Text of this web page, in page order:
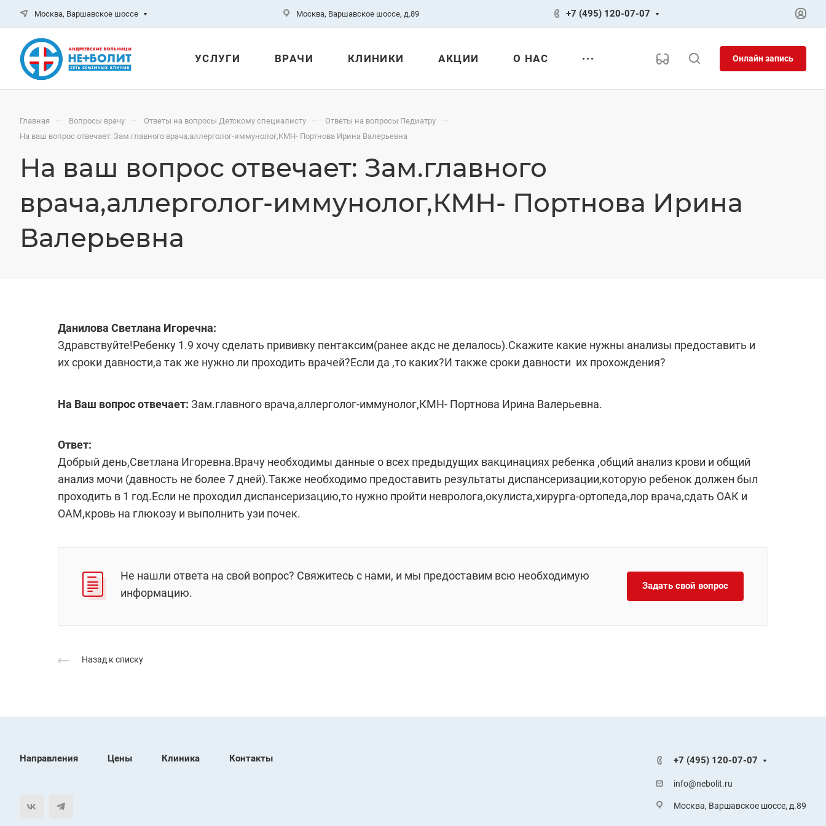
Москва, Варшавское шоссе Москва, Варшавское шоссе, д.89 +7 (495) 120-07-07
УСЛУГИ ВРАЧИ КЛИНИКИ АКЦИИ О НАС Онлайн запись
Главная — Вопросы врачу — Ответы на вопросы Детскому специалисту — Ответы на вопросы Педиатру —
На ваш вопрос отвечает: Зам.главного врача,аллерголог-иммунолог,КМН- Портнова Ирина Валерьевна
На ваш вопрос отвечает: Зам.главного
врача,аллерголог-иммунолог,КМН- Портнова Ирина
Валерьевна
Данилова Светлана Игоречна:
Здравствуйте!Ребенку 1.9 хочу сделать прививку пентаксим(ранее акдс не делалось).Скажите какие нужны анализы предоставить и
их сроки давности,а так же нужно ли проходить врачей?Если да ,то каких?И также сроки давности их прохождения?
На Ваш вопрос отвечает: Зам.главного врача,аллерголог-иммунолог,КМН- Портнова Ирина Валерьевна.
Ответ:
Добрый день,Светлана Игоревна.Врачу необходимы данные о всех предыдущих вакцинациях ребенка ,общий анализ крови и общий
анализ мочи (давность не более 7 дней).Также необходимо предоставить результаты диспансеризации,которую ребенок должен был
проходить в 1 год.Если не проходил диспансеризацию,то нужно пройти невролога,окулиста,хирурга-ортопеда,лор врача,сдать ОАК и
ОАМ,кровь на глюкозу и выполнить узи почек.
Не нашли ответа на свой вопрос? Свяжитесь с нами, и мы предоставим всю необходимую
информацию.
Задать свой вопрос
Назад к списку
Направления Цены Клиника Контакты +7 (495) 120-07-07
info@nebolit.ru
Москва, Варшавское шоссе, д.89